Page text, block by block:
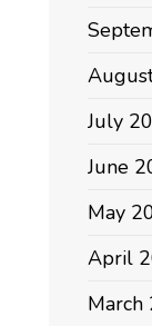
July
June
May
April
March